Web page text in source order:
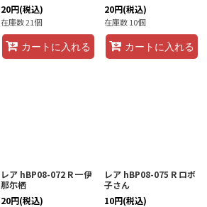
20円(税込)
在庫数 21個
カートに入れる
20円(税込)
在庫数 10個
カートに入れる
レア hBP08-072 R 一伊
那尓栖
20円(税込)
レア hBP08-075 R ロボ
子さん
10円(税込)